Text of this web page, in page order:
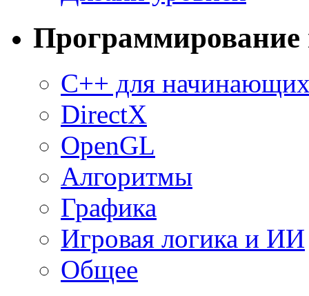
Программирование
C++ для
DirectX
OpenGL
Алгоритмы
Графика
Игровая логика и ИИ
Общее